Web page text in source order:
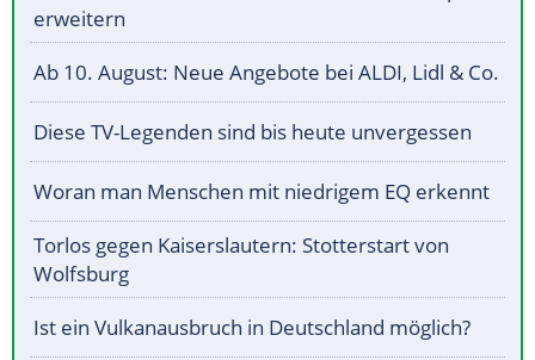
erweitern
Ab 10. August: Neue Angebote bei ALDI, Lidl & Co.
Diese TV-Legenden sind bis heute unvergessen
Woran man Menschen mit niedrigem EQ erkennt
Torlos gegen Kaiserslautern: Stotterstart von
Wolfsburg
Ist ein Vulkanausbruch in Deutschland möglich?